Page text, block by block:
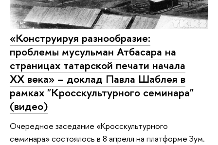
«Конструируя разнообразие:
проблемы мусульман Атбасара на
страницах татарской печати начала
ХХ века» – доклад Павла Шаблея в
рамках "Кросскультурного семинара"
(видео)
Очередное заседание «Кросскультурного
семинара» состоялось в 8 апреля на платформе Зум.